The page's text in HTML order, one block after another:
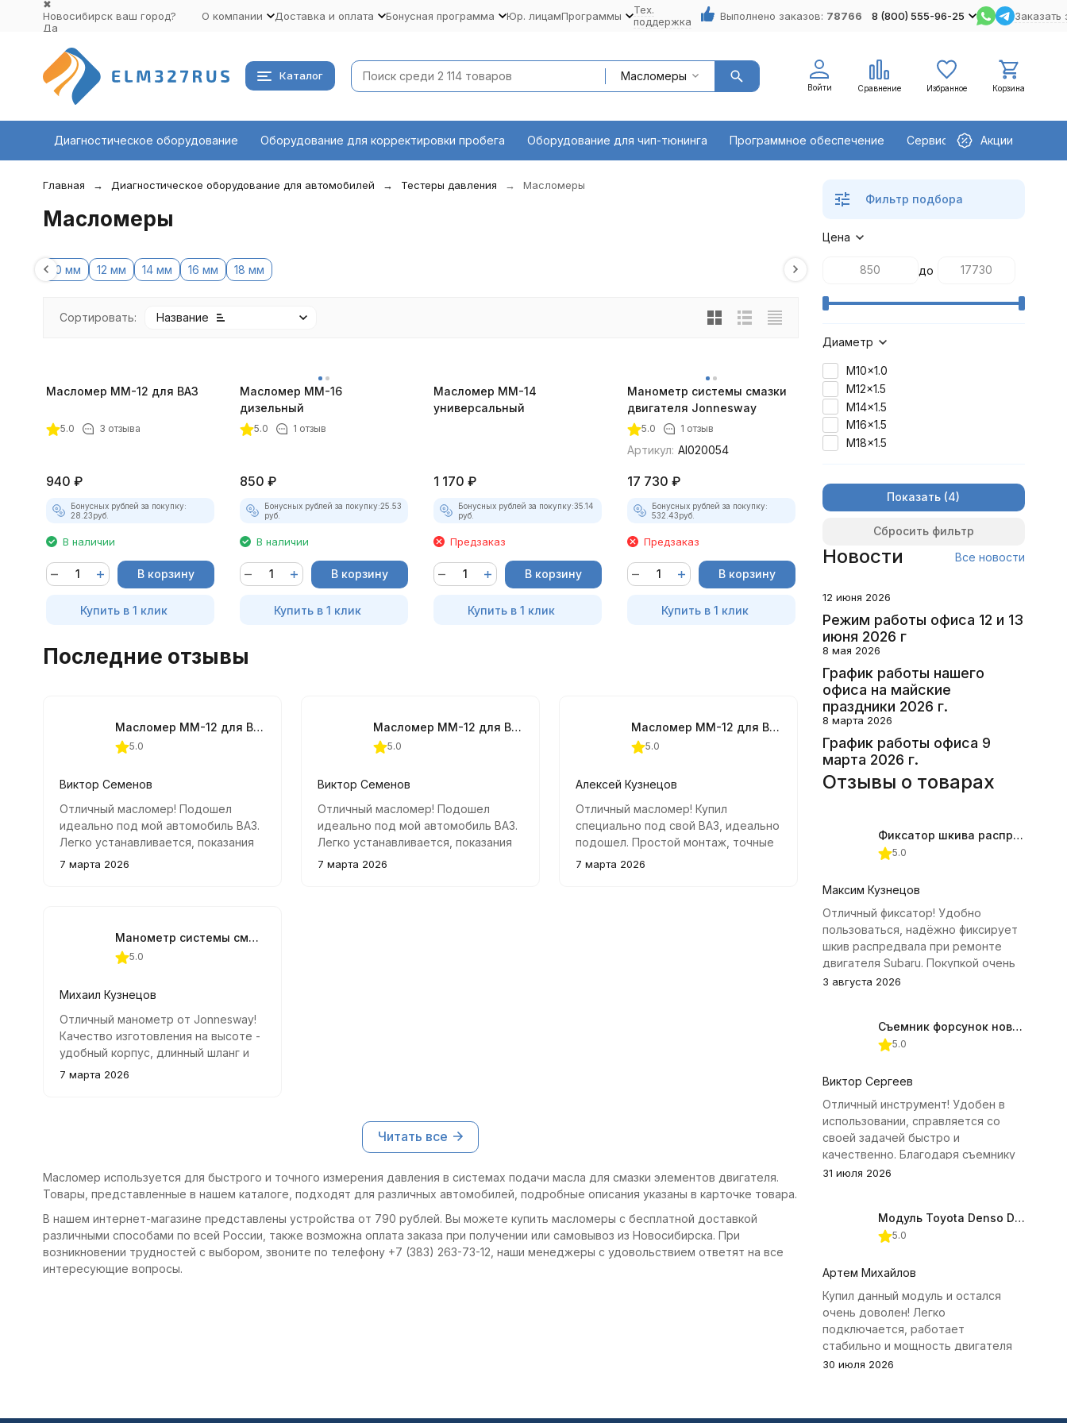
✖
Новосибирск ваш город?
Да
О компании Доставка и оплата Бонусная программа Юр. лицамПрограммы
Тех.
поддержка
Выполнено заказов: 78766 8 (800) 555-96-25 Заказать
Каталог Масломеры
Войти Сравнение Избранное Корзина
Диагностическое оборудование Оборудование для корректировки пробега Оборудование для чип-тюнинга Программное обеспечение Сервисное оборудование
Акции
Главная Диагностическое оборудование для автомобилей Тестеры давления Масломеры
Масломеры
10 мм 12 мм 14 мм 16 мм 18 мм
Сортировать: Название
покупателей
Масломер ММ-12 для ВАЗ
5.0 3 отзыва
940 ₽
Бонусных рублей за покупку:
28.23руб.
В наличии
В корзину
Купить в 1 клик
Масломер ММ-16
дизельный
5.0 1 отзыв
850 ₽
Бонусных рублей за покупку:25.53
руб.
В наличии
В корзину
Купить в 1 клик
Масломер ММ-14
универсальный
1 170 ₽
Бонусных рублей за покупку:35.14
руб.
Предзаказ
В корзину
Купить в 1 клик
Манометр системы смазки
двигателя Jonnesway
5.0 1 отзыв
Артикул: AI020054
17 730 ₽
Бонусных рублей за покупку:
532.43руб.
Предзаказ
В корзину
Купить в 1 клик
Последние отзывы
Масломер ММ-12 для ВАЗ
5.0
Виктор Семенов
Отличный масломер! Подошел
идеально под мой автомобиль ВАЗ.
Легко устанавливается, показания
точные и понятные.
7 марта 2026
Масломер ММ-12 для ВАЗ
5.0
Виктор Семенов
Отличный масломер! Подошел
идеально под мой автомобиль ВАЗ.
Легко устанавливается, показания
точные и понятные.
7 марта 2026
Масломер ММ-12 для ВАЗ
5.0
Алексей Кузнецов
Отличный масломер! Купил
специально под свой ВАЗ, идеально
подошел. Простой монтаж, точные
показания – теперь всегда знаю
7 марта 2026
Манометр системы смазки двигателя Jonnesway
5.0
Михаил Кузнецов
Отличный манометр от Jonnesway!
Качество изготовления на высоте -
удобный корпус, длинный шланг и
множество адаптеров позволяют
7 марта 2026
Читать все
Масломер используется для быстрого и точного измерения давления в системах подачи масла для смазки элементов двигателя.
Товары, представленные в нашем каталоге, подходят для различных автомобилей, подробные описания указаны в карточке товара.
В нашем интернет-магазине представлены устройства от 790 рублей. Вы можете купить масломеры с бесплатной доставкой
различными способами по всей России, также возможна оплата заказа при получении или самовывоз из Новосибирска. При
возникновении трудностей с выбором, звоните по телефону +7 (383) 263-73-12, наши менеджеры с удовольствием ответят на все
интересующие вопросы.
Фильтр подбора
Цена
до
Диаметр
M10x1.0
M12x1.5
M14x1.5
M16x1.5
M18x1.5
Показать
Сбросить фильтр
Новости Все новости
12 июня 2026
Режим работы офиса 12 и 13
июня 2026 г
8 мая 2026
График работы нашего
офиса на майские
праздники 2026 г.
8 марта 2026
График работы офиса 9
марта 2026 г.
Отзывы о товарах
Фиксатор шкива распредвала (Subaru) JTC-4409
5.0
Максим Кузнецов
Отличный фиксатор! Удобно
пользоваться, надёжно фиксирует
шкив распредвала при ремонте
двигателя Subaru. Покупкой очень
доволен.
3 августа 2026
Съемник форсунок новых дизельных двигателей Jonnesway
5.0
Виктор Сергеев
Отличный инструмент! Удобен в
использовании, справляется со
своей задачей быстро и
качественно. Благодаря съемнику
удалось избежать лишних хлопот с
31 июля 2026
Модуль Toyota Denso Diesel 2.8D для ChipTuningPRO
5.0
Артем Михайлов
Купил данный модуль и остался
очень доволен! Легко
подключается, работает
стабильно и мощность двигателя
заметно увеличилась. Рекомендую
30 июля 2026